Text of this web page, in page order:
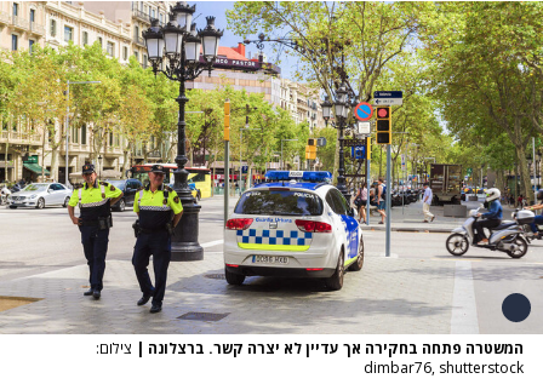
המשטרה פתחה בחקירה אך עדיין לא יצרה קשר. ברצלונה | צילום:
dimbar76, shutterstock